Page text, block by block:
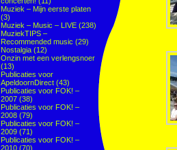
Muziek – Mijn eerste platen
(3)
Muziek – Music – LIVE (238)
MuziekTIPS –
Recommended music (29)
Nostalgia (12)
Onzin met een verlengsnoer
(13)
Publicaties voor
ApeldoornDirect (43)
Publicaties voor FOK! –
2007 (38)
Publicaties voor FOK! –
2008 (79)
Publicaties voor FOK! –
2009 (71)
Publicaties voor FOK! –
2010 (70)